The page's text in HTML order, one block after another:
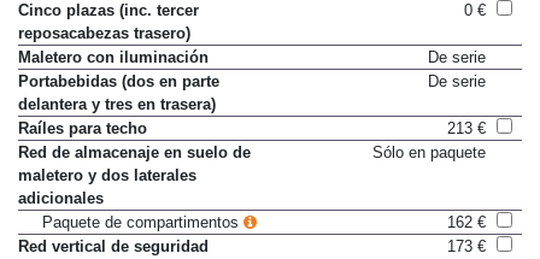
Cinco plazas (inc. tercer
reposacabezas trasero)
0 €
Maletero con iluminación
De serie
Portabebidas (dos en parte
delantera y tres en trasera)
De serie
Raíles para techo
213 €
Red de almacenaje en suelo de
maletero y dos laterales
adicionales
Sólo en paquete
Paquete de compartimentos
162 €
Red vertical de seguridad
173 €